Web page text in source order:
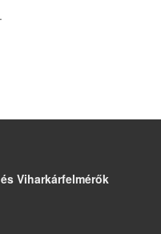
Viharkárfelmérők